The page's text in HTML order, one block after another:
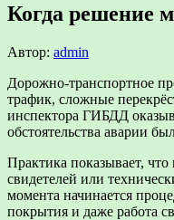
Когда решение
Автор: admin
Дорожно-транспортное
трафик, сложные
инспектора ГИБДД
обстоятельства аварии
Практика показывает,
свидетелей или
момента начинается
покрытия и даже работа